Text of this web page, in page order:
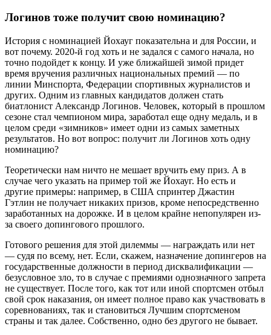
Логинов тоже получит свою номинацию?
История с номинацией Йохауг показательна и для России, и
вот почему. 2020-й год хоть и не задался с самого начала, но
точно подойдет к концу. И уже ближайшей зимой придет
время вручения различных национальных премий — по
линии Минспорта, Федерации спортивных журналистов и
других. Одним из главных кандидатов должен стать
биатлонист Александр Логинов. Человек, который в прошлом
сезоне стал чемпионом мира, заработал еще одну медаль, и в
целом среди «зимников» имеет одни из самых заметных
результатов. Но вот вопрос: получит ли Логинов хоть одну
номинацию?
Теоретически нам ничто не мешает вручить ему приз. А в
случае чего указать на пример той же Йохауг. Но есть и
другие примеры: например, в США спринтер Джастин
Гэтлин не получает никаких призов, кроме непосредственно
заработанных на дорожке. И в целом крайне непопулярен из-
за своего допингового прошлого.
Готового решения для этой дилеммы — награждать или нет
— судя по всему, нет. Если, скажем, назначение допингеров на
государственные должности в период дисквалификации —
безусловное зло, то в случае с премиями однозначного запрета
не существует. После того, как тот или иной спортсмен отбыл
свой срок наказания, он имеет полное право как участвовать в
соревнованиях, так и становиться Лучшим спортсменом
страны и так далее. Собственно, одно без другого не бывает.